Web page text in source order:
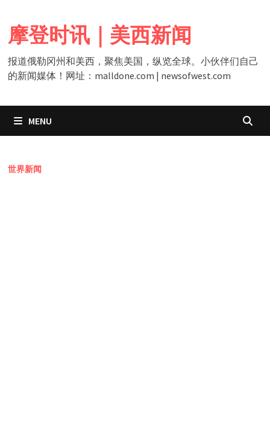
content
摩登时讯｜美西新闻
报道俄勒冈州和美西，聚焦美国，纵览全球。小伙伴们自己
的新闻媒体！网址：malldone.com | newsofwest.com
MENU
世界新闻